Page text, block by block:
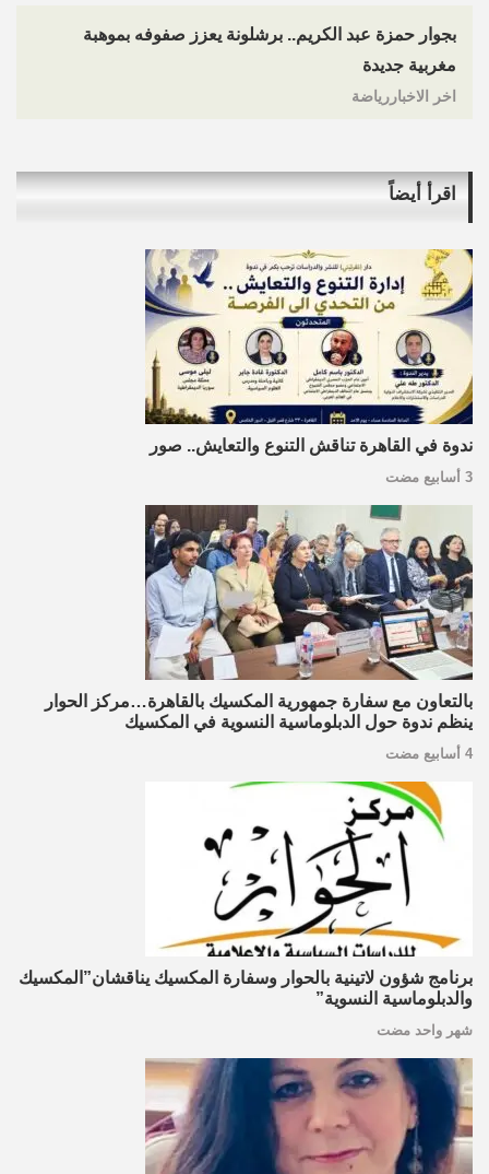
بجوار حمزة عبد الكريم.. برشلونة يعزز صفوفه بموهبة
مغربية جديدة
اخر الاخباررياضة
اقرأ أيضاً
ندوة في القاهرة تناقش التنوع والتعايش.. صور
3 أسابيع مضت
بالتعاون مع سفارة جمهورية المكسيك بالقاهرة…مركز الحوار
ينظم ندوة حول الدبلوماسية النسوية في المكسيك
4 أسابيع مضت
برنامج شؤون لاتينية بالحوار وسفارة المكسيك يناقشان”المكسيك
والدبلوماسية النسوية”
شهر واحد مضت